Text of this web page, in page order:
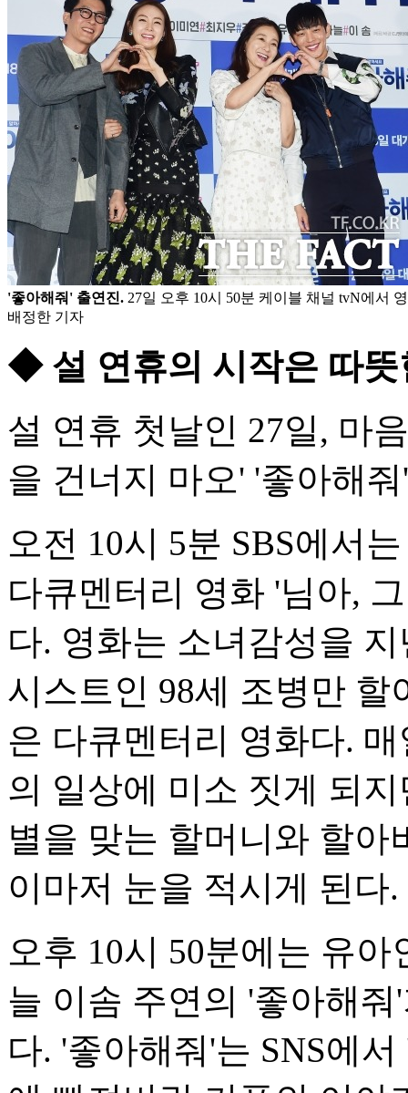
'좋아해줘' 출연진. 27일 오후 10시 50분 케이블 채널 tvN에서
배정한 기자
◆ 설 연휴의 시작은 따뜻
설 연휴 첫날인 27일, 마
을 건너지 마오' '좋아해
오전 10시 5분 SBS에서
다큐멘터리 영화 '님아,
다. 영화는 소녀감성을
시스트인 98세 조병만
은 다큐멘터리 영화다.
의 일상에 미소 짓게 되
별을 맞는 할머니와 할
이마저 눈을 적시게 된다.
오후 10시 50분에는 유
늘 이솜 주연의 '좋아해
다. '좋아해줘'는 SNS에